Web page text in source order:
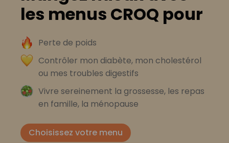
les menus CROQ pour
Perte de poids
Contrôler mon diabète, mon cholestérol
ou mes troubles digestifs
Vivre sereinement la grossesse, les repas
en famille, la ménopause
Choisissez votre menu